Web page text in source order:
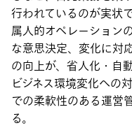
行われているのが実状で
属人的オペレーション
な意思決定、変化に対
の向上が、省人化・自
ビジネス環境変化への
での柔軟性のある運営
る。